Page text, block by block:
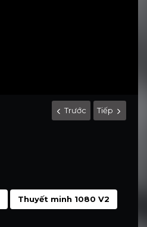
Trước Tiếp
Thuyết minh 1080 V2